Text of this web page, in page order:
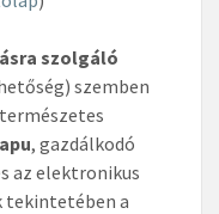
szolgáló
szemben
, gazdálkodó
az elektronikus
tekintetében a